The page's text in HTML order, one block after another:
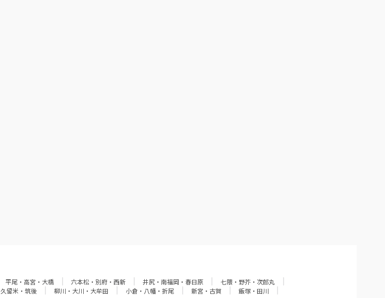
平尾・高宮・大橋 六本松・別府・西新 井尻・南福岡・春日原
七隈・野芥・次郎丸
久留米・筑後 柳川・大川・大牟田 小倉・八幡・折尾 新宮・古賀 飯塚・田川